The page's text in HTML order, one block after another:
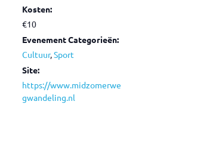
Kosten:
€10
Evenement Categorieën:
Cultuur,Sport
Site:
https://www.midzomerwe
gwandeling.nl